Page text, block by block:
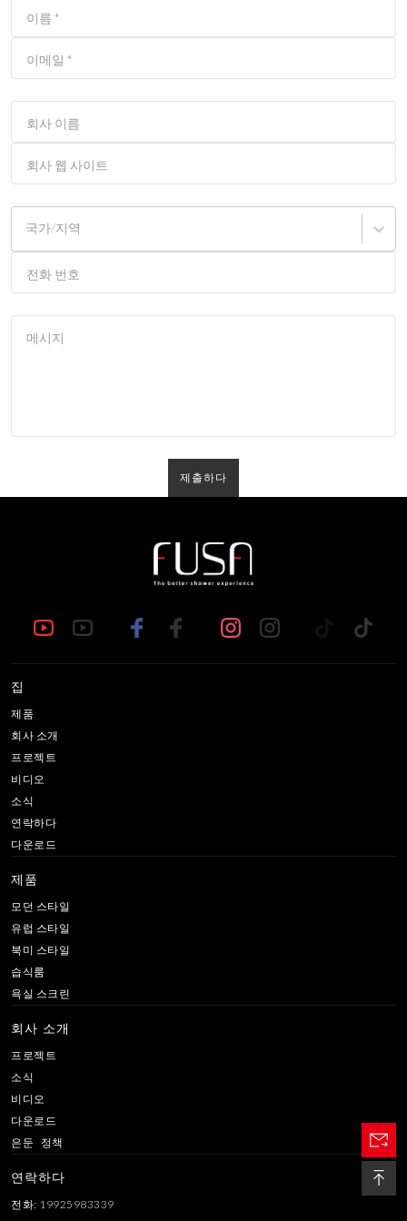
이름 *
이메일 *
회사 이름
회사 웹 사이트
국가/지역
전화 번호
메시지
제출하다
집
제품
회사 소개
프로젝트
비디오
소식
연락하다
다운로드
제품
모던 스타일
유럽 ​​스타일
북미 스타일
습식룸
욕실 스크린
회사 소개
프로젝트
소식
비디오
다운로드
은둔 정책
연락하다
전화: 19925983339